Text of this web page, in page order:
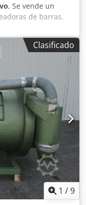
, Se vende un
de barras.
- MERAND
- BERTRAND
F60/F57 -
y al por
una moldeadora,
Tcjx Amvea -
- Banda de
Clasificado
1 /9